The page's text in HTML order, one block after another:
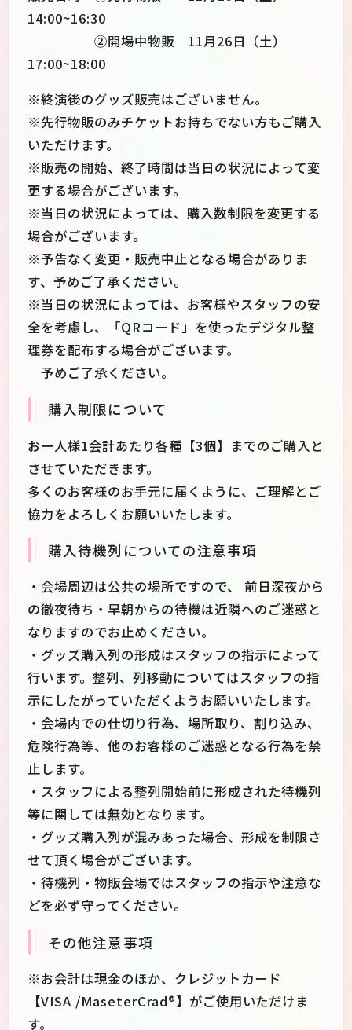
14:00~16:30
②開場中物販 11月26日（土）
17:00~18:00
※終演後のグッズ販売はございません。
※先行物販のみチケットお持ちでない方もご購入
いただけます。
※販売の開始、終了時間は当日の状況によって変
更する場合がございます。
※当日の状況によっては、購入数制限を変更する
場合がございます。
※予告なく変更・販売中止となる場合がありま
す、予めご了承ください。
※当日の状況によっては、お客様やスタッフの安
全を考慮し、「QRコード」を使ったデジタル整
理券を配布する場合がございます。
予めご了承ください。
購入制限について
お一人様1会計あたり各種【3個】までのご購入と
させていただきます。
多くのお客様のお手元に届くように、ご理解とご
協力をよろしくお願いいたします。
購入待機列についての注意事項
・会場周辺は公共の場所ですので、 前日深夜から
の徹夜待ち・早朝からの待機は近隣へのご迷惑と
なりますのでお止めください。
・グッズ購入列の形成はスタッフの指示によって
行います。整列、列移動についてはスタッフの指
示にしたがっていただくようお願いいたします。
・会場内での仕切り行為、場所取り、割り込み、
危険行為等、他のお客様のご迷惑となる行為を禁
止します。
・スタッフによる整列開始前に形成された待機列
等に関しては無効となります。
・グッズ購入列が混みあった場合、形成を制限さ
せて頂く場合がございます。
・待機列・物販会場ではスタッフの指示や注意な
どを必ず守ってください。
その他注意事項
※お会計は現金のほか、クレジットカード
【VISA /MaseterCrad®】がご使用いただけま
す。